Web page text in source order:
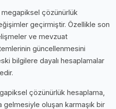
çözünürlük
geçirmiştir. Özellikle son
ve mevzuat
güncellenmesini
bilgilere dayalı hesaplamalar
çözünürlük hesaplama,
oluşan karmaşık bir